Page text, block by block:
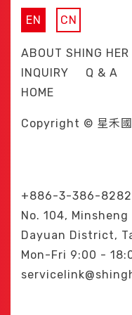
EN CN
ABOUT SHING HER
INQUIRY
Q & A
HOME
Copyright © 星禾
+886-3-386-8282
No. 104,
Dayuan District,
Mon-Fri 9:00 -